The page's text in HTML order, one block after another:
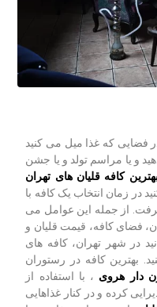
فضایی که غذا میل می کنید
و یا مراسم تولد و یا جشن
کافه قلیان های تهران
در زمان انتخاب یک کافه با
از جمله این عوامل می
فضای کافه، قیمت قلیان و
در شهر تهران، کافه های
بهترین کافه در رستوران
دار هروی ، با استفاده از
کرده و در کنار غذاهایی